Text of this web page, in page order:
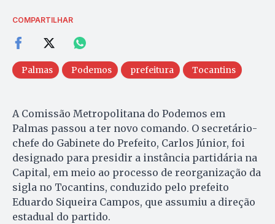
COMPARTILHAR
Palmas Podemos prefeitura Tocantins
A Comissão Metropolitana do Podemos em
Palmas passou a ter novo comando. O secretário-
chefe do Gabinete do Prefeito, Carlos Júnior, foi
designado para presidir a instância partidária na
Capital, em meio ao processo de reorganização da
sigla no Tocantins, conduzido pelo prefeito
Eduardo Siqueira Campos, que assumiu a direção
estadual do partido.